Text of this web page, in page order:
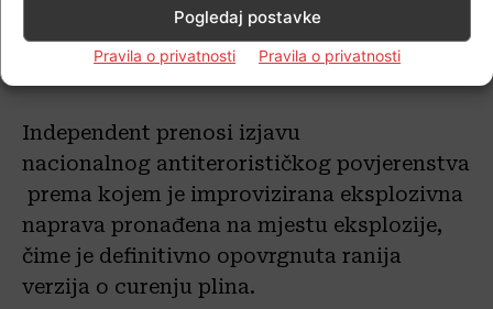
Pogledaj postavke
Pravila o privatnosti Pravila o privatnosti
“Bilo je mnogo leševa, leševa djece, pravi
Independent prenosi izjavu
nacionalnog antiterorističkog povjerenstva
prema kojem je improvizirana eksplozivna
naprava pronađena na mjestu eksplozije,
čime je definitivno opovrgnuta ranija
verzija o curenju plina.